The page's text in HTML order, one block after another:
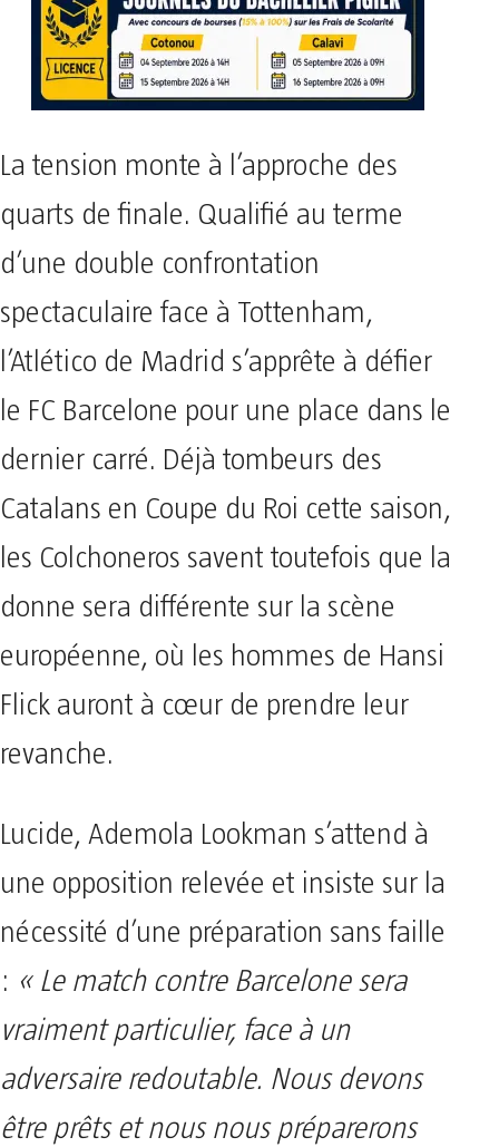
La tension monte à l’approche des
quarts de finale. Qualifié au terme
d’une double confrontation
spectaculaire face à Tottenham,
l’Atlético de Madrid s’apprête à défier
le FC Barcelone pour une place dans le
dernier carré. Déjà tombeurs des
Catalans en Coupe du Roi cette saison,
les Colchoneros savent toutefois que la
donne sera différente sur la scène
européenne, où les hommes de Hansi
Flick auront à cœur de prendre leur
revanche.
Lucide, Ademola Lookman s’attend à
une opposition relevée et insiste sur la
nécessité d’une préparation sans faille
: « Le match contre Barcelone sera
vraiment particulier, face à un
adversaire redoutable. Nous devons
être prêts et nous nous préparerons